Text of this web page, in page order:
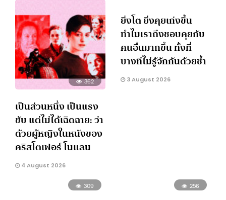
362
เป็นส่วนหนึ่ง เป็นแรง
ขับ แต่ไม่ได้เฉิดฉาย: ว่า
ด้วยผู้หญิงในหนังของ
คริสโตเฟอร์ โนแลน
4 August 2026
ยิ่งโต ยิ่งคุยเก่งขึ้น
ทำไมเราถึงชอบคุยกับ
คนอื่นมากขึ้น ทั้งที่
บางทีไม่รู้จักกันด้วยซ้ำ
3 August 2026
309 256